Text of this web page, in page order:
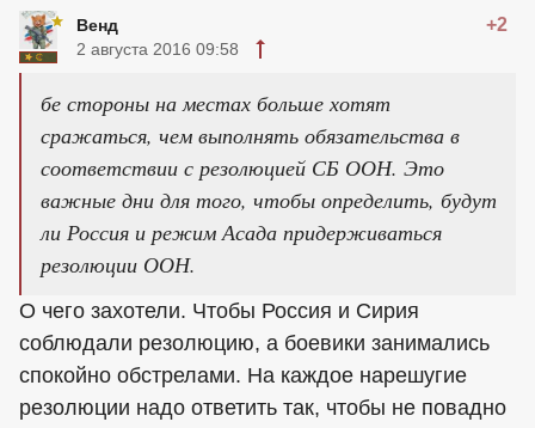
Венд +2
2 августа 2016 09:58
бе стороны на местах больше хотят
сражаться, чем выполнять обязательства в
соответствии с резолюцией СБ ООН. Это
важные дни для того, чтобы определить, будут
ли Россия и режим Асада придерживаться
резолюции ООН.
О чего захотели. Чтобы Россия и Сирия
соблюдали резолюцию, а боевики занимались
спокойно обстрелами. На каждое нарешугие
резолюции надо ответить так, чтобы не повадно